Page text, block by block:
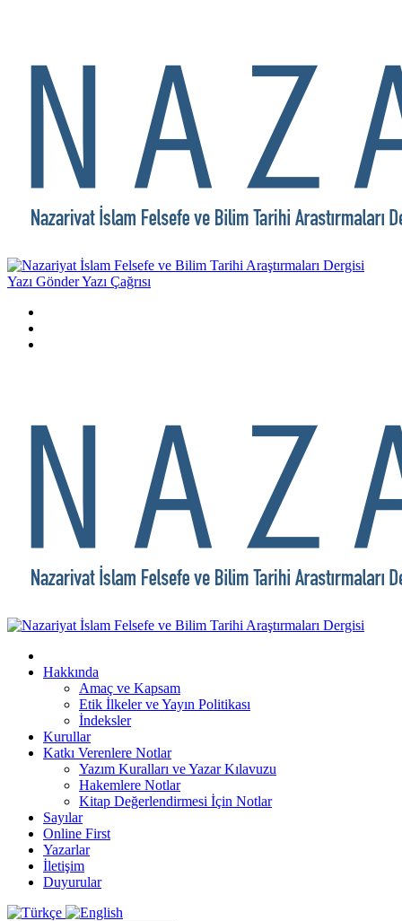
Yazı GönderYazı Çağrısı
Hakkında
Amaç ve Kapsam
Etik İlkeler ve Yayın Politikası
İndeksler
Kurullar
Katkı Verenlere Notlar
Yazım Kuralları ve Yazar Kılavuzu
Hakemlere Notlar
Kitap Değerlendirmesi İçin Notlar
Sayılar
Online First
Yazarlar
İletişim
Duyurular